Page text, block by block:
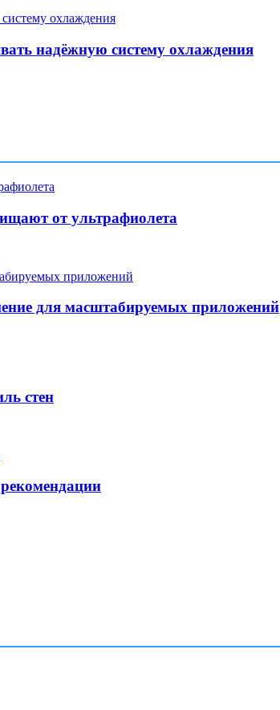
надёжную систему охлаждения
от ультрафиолета
для масштабируемых приложений
стен